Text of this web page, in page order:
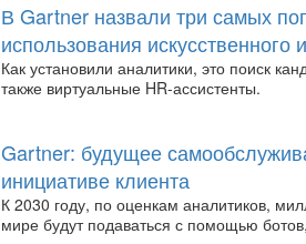
В Gartner назвали три самых
использования искусственного
Как установили аналитики, это поиск
также виртуальные HR-ассистенты.
Gartner: будущее
инициативе клиента
К 2030 году, по оценкам аналитиков,
мире будут подаваться с помощью